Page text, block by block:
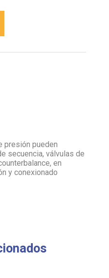
presión pueden
secuencia, válvulas de
en
y conexionado